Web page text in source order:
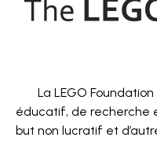
La LEGO
éducatif, de recherche
but non lucratif et